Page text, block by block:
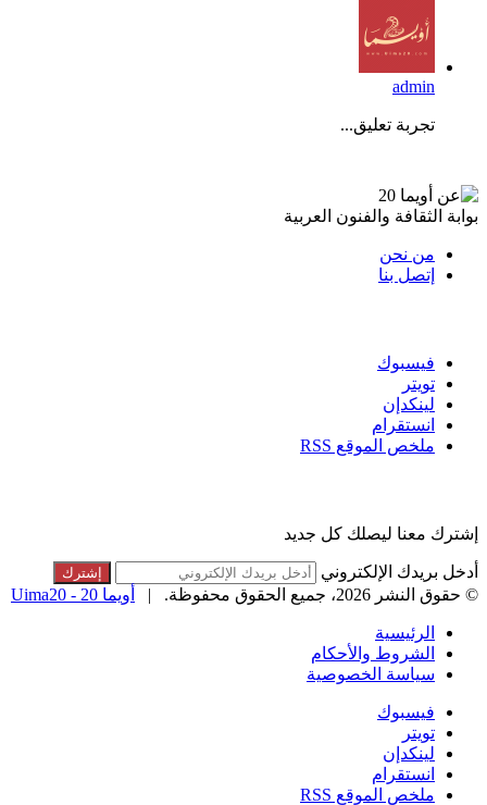
admin
تجربة تعليق...
بوابة الثقافة والفنون العربية
من نحن
إتصل بنا
فيسبوك
تويتر
لينكدإن
انستقرام
ملخص الموقع RSS
إشترك معنا ليصلك كل جديد
أدخل بريدك الإلكتروني
© حقوق النشر 2026، جميع الحقوق محفوظة. |
أويما 20 - Uima20
الرئيسية
الشروط والأحكام
سياسة الخصوصية
فيسبوك
تويتر
لينكدإن
انستقرام
ملخص الموقع RSS